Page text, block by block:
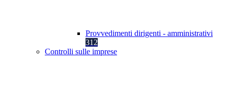
Provvedimenti dirigenti - amministrativi
312
Controlli sulle imprese